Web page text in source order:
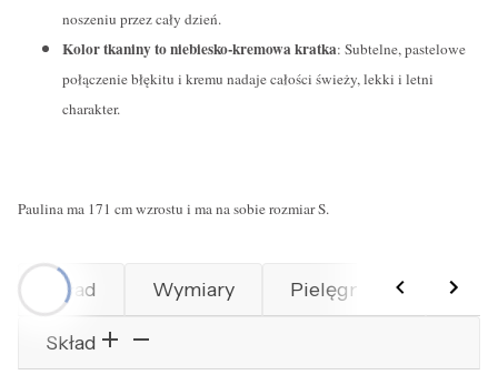
noszeniu przez cały dzień.
Kolor tkaniny to niebiesko-kremowa kratka: Subtelne, pastelowe
połączenie błękitu i kremu nadaje całości świeży, lekki i letni
charakter.
Paulina ma 171 cm wzrostu i ma na sobie rozmiar S.
Skład Wymiary Pielęgnacja
Skład